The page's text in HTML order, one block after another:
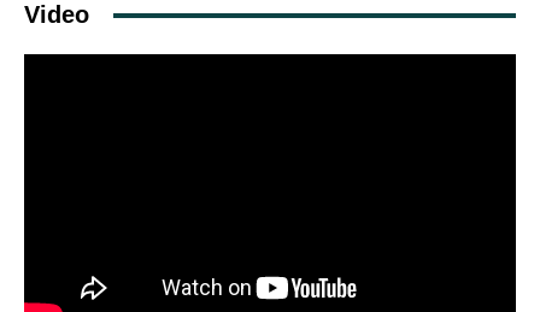
Video